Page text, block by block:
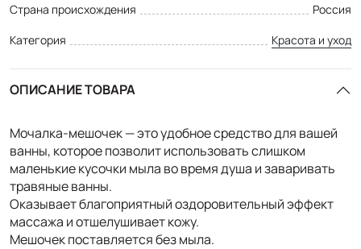
Страна происхождения
Россия
Категория
Красота и уход
ОПИСАНИЕ ТОВАРА
Мочалка-мешочек — это удобное средство для вашей
ванны, которое позволит использовать слишком
маленькие кусочки мыла во время душа и заваривать
травяные ванны.
Оказывает благоприятный оздоровительный эффект
массажа и отшелушивает кожу.
Мешочек поставляется без мыла.